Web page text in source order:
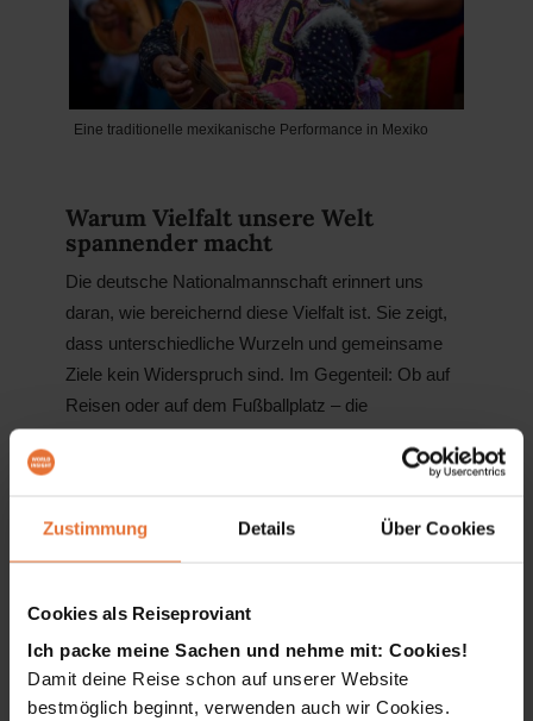
Zustimmung Details Über Cookies
Cookies als Reiseproviant
Ich packe meine Sachen und nehme mit: Cookies!
Damit deine Reise schon auf unserer Website
bestmöglich beginnt, verwenden auch wir Cookies.
Eine traditionelle mexikanische Performance in Mexiko
Warum Vielfalt unsere Welt
spannender macht
Die deutsche Nationalmannschaft erinnert uns
daran, wie bereichernd diese Vielfalt ist. Sie zeigt,
dass unterschiedliche Wurzeln und gemeinsame
Ziele kein Widerspruch sind. Im Gegenteil: Ob auf
Reisen oder auf dem Fußballplatz – die
spannendsten Geschichten entstehen dort, wo
Menschen aus verschiedenen Teilen der Welt
Und vielleicht ist genau das die schöne Botschaft
voller Geschichten und es lohnt sich, sie zu